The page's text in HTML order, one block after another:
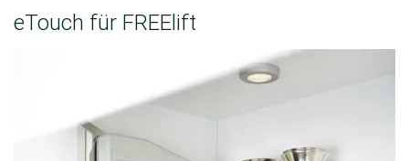
eTouch für FREElift